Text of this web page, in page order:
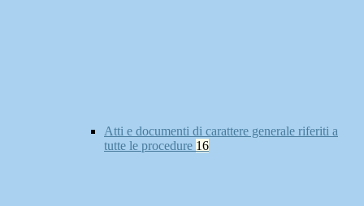
Atti e documenti di carattere generale riferiti a
tutte le procedure 16